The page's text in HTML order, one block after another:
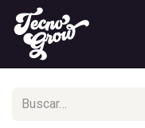
Ir al contenido